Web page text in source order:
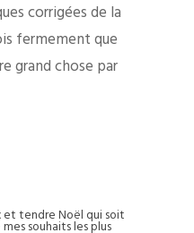
corrigées de la
fermement que
grand chose par
et tendre Noël qui soit
souhaits les plus